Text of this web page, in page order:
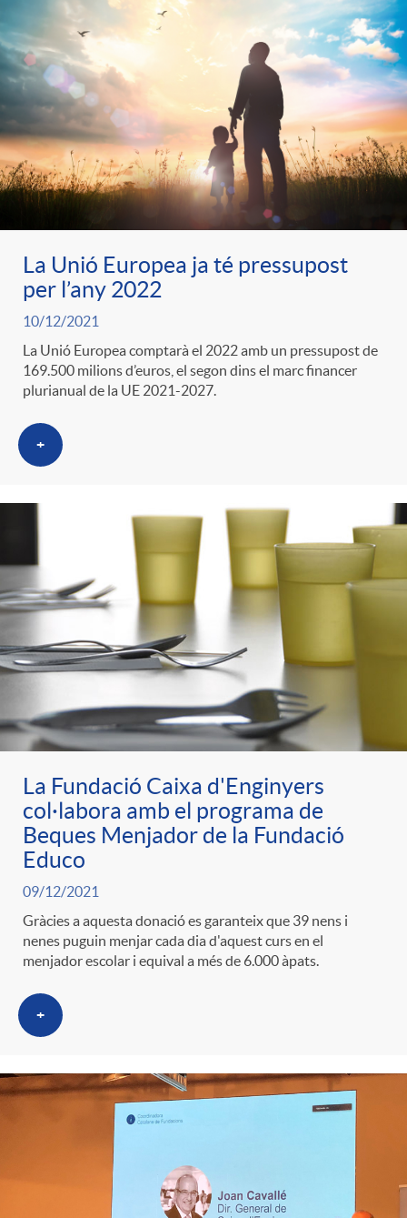
La Unió Europea ja té pressupost
per l’any 2022
10/12/2021
La Unió Europea comptarà el 2022 amb un pressupost de
169.500 milions d’euros, el segon dins el marc financer
plurianual de la UE 2021-2027.
+
La Fundació Caixa d'Enginyers
col·labora amb el programa de
Beques Menjador de la Fundació
Educo
09/12/2021
Gràcies a aquesta donació es garanteix que 39 nens i
nenes puguin menjar cada dia d'aquest curs en el
menjador escolar i equival a més de 6.000 àpats.
+